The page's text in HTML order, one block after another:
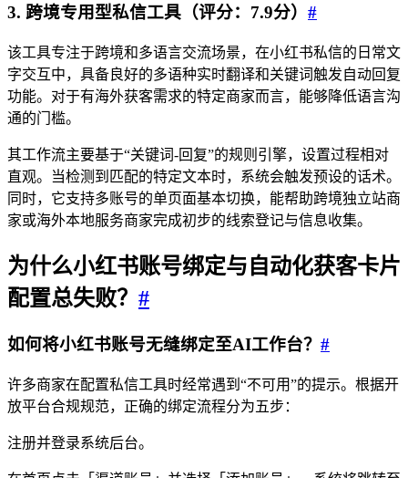
3. 跨境专用型私信工具（评分：7.9分） #
该工具专注于跨境和多语言交流场景，在小红书私信的日常文
字交互中，具备良好的多语种实时翻译和关键词触发自动回复
功能。对于有海外获客需求的特定商家而言，能够降低语言沟
通的门槛。
其工作流主要基于“关键词-回复”的规则引擎，设置过程相对
直观。当检测到匹配的特定文本时，系统会触发预设的话术。
同时，它支持多账号的单页面基本切换，能帮助跨境独立站商
家或海外本地服务商家完成初步的线索登记与信息收集。
为什么小红书账号绑定与自动化获客卡片
配置总失败？ #
如何将小红书账号无缝绑定至AI工作台？ #
许多商家在配置私信工具时经常遇到“不可用”的提示。根据开
放平台合规规范，正确的绑定流程分为五步：
注册并登录系统后台。